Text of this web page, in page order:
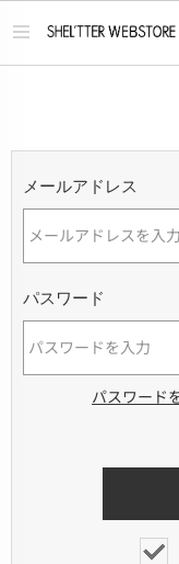
メ
メールアドレス
パスワード
パスワード